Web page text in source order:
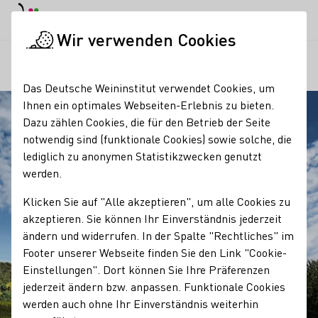
Wir verwenden Cookies
Das Deutsche Weininstitut verwendet Cookies, um
Ihnen ein optimales Webseiten-Erlebnis zu bieten.
Dazu zählen Cookies, die für den Betrieb der Seite
notwendig sind (funktionale Cookies) sowie solche, die
lediglich zu anonymen Statistikzwecken genutzt
werden.
Klicken Sie auf "Alle akzeptieren", um alle Cookies zu
akzeptieren. Sie können Ihr Einverständnis jederzeit
ändern und widerrufen. In der Spalte "Rechtliches" im
Footer unserer Webseite finden Sie den Link "Cookie-
Einstellungen". Dort können Sie Ihre Präferenzen
jederzeit ändern bzw. anpassen. Funktionale Cookies
werden auch ohne Ihr Einverständnis weiterhin